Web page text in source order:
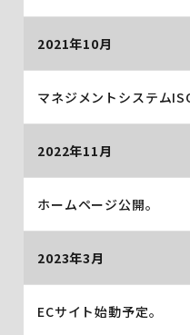
2021年10月
マネジメントシステム
2022年11月
ホームページ公開。
2023年3月
ECサイト始動予定。